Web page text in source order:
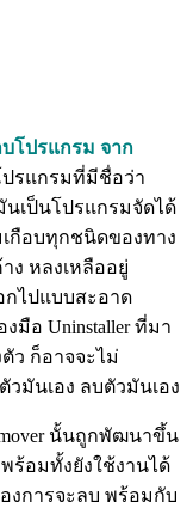
บโปรแกรม จาก
ปรแกรมที่มีชื่อว่า
นเป็นโปรแกรมจัดได้
กือบทุกชนิดของทาง
ง หลงเหลืออยู่
กไปแบบสะอาด
มือ Uninstaller ที่มา
ว ก็อาจจะไม่
มันเอง ลบตัวมันเอง
นั้นถูกพัฒนาขึ้น
ร้อมทั้งยังใช้งานได้
งการจะลบ พร้อมกับ